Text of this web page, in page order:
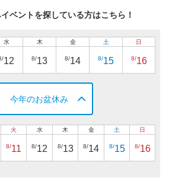
ベントを探している方はこちら！
水
12
木
8/13
金
8/14
土
8/15
日
8/16
今年のお盆休み
火
8/11
水
8/12
木
8/13
金
8/14
土
8/15
日
8/16